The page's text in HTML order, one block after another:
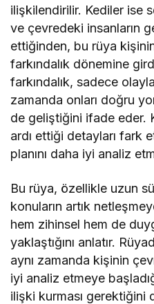
ilişkilendirilir. Kediler ise
ve çevredeki insanların
ettiğinden, bu rüya
farkındalık dönemine
farkındalık, sadece
zamanda onları doğru
de geliştiğini ifade eder.
ardı ettiği detayları fark
planını daha iyi analiz
Bu rüya, özellikle uzun
konuların artık
hem zihinsel hem de
yaklaştığını anlatır.
aynı zamanda kişinin
iyi analiz etmeye
ilişki kurması